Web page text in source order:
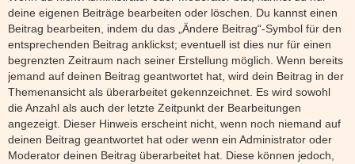
deine eigenen Beiträge bearbeiten oder löschen. Du kannst einen
Beitrag bearbeiten, indem du das „Ändere Beitrag“-Symbol für den
entsprechenden Beitrag anklickst; eventuell ist dies nur für einen
begrenzten Zeitraum nach seiner Erstellung möglich. Wenn bereits
jemand auf deinen Beitrag geantwortet hat, wird dein Beitrag in der
Themenansicht als überarbeitet gekennzeichnet. Es wird sowohl
die Anzahl als auch der letzte Zeitpunkt der Bearbeitungen
angezeigt. Dieser Hinweis erscheint nicht, wenn noch niemand auf
deinen Beitrag geantwortet hat oder wenn ein Administrator oder
Moderator deinen Beitrag überarbeitet hat. Diese können jedoch,